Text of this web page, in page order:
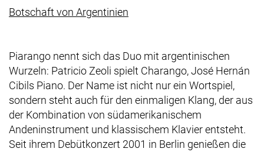
Botschaft von Argentinien
Piarango nennt sich das Duo mit argentinischen
Wurzeln: Patricio Zeoli spielt Charango, José Hernán
Cibils Piano. Der Name ist nicht nur ein Wortspiel,
sondern steht auch für den einmaligen Klang, der aus
der Kombination von südamerikanischem
Andeninstrument und klassischem Klavier entsteht.
Seit ihrem Debütkonzert 2001 in Berlin genießen die